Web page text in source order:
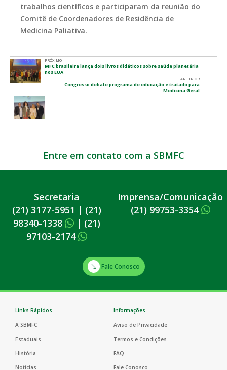
trabalhos científicos e participaram da reunião do
Comitê de Coordenadores de Residência de
Medicina Paliativa.
PRÓXIMO
MFC brasileira lança dois livros didáticos sobre saúde planetária
nos EUA
ANTERIOR
Congresso debate programa de educação e tratado para
Medicina Geral
Entre em contato com a SBMFC
Secretaria
(21) 3177-5951 | (21)
98340-1338
| (21)
97103-2174
Imprensa/Comunicação
(21) 99753-3354
Fale Conosco
Links Rápidos
A SBMFC
Estaduais
História
Notícias
Informações
Aviso de Privacidade
Termos e Condições
FAQ
Fale Conosco